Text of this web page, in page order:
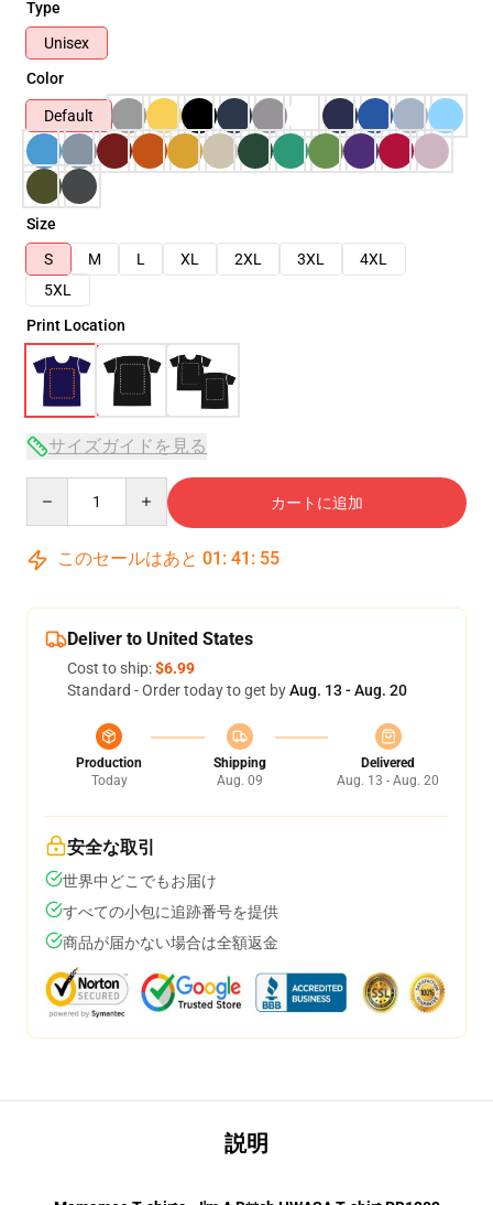
Type
Unisex
Color
Default
Size
S
M L XL 2XL 3XL
4XL
5XL
Print Location
サイズガイドを見る
カートに追加
このセールはあと 01 : 41 : 54
Deliver to United States
Cost to ship:$6.99
Standard - Order today to get byAug. 13 - Aug. 20
Production
Today
Shipping
Aug. 09
Delivered
Aug. 13 - Aug. 20
安全な取引
世界中どこでもお届け
すべての小包に追跡番号を提供
商品が届かない場合は全額返金
説明